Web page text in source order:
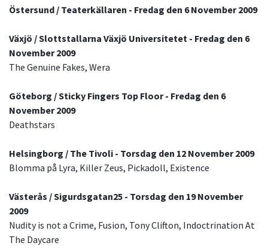
Östersund / Teaterkällaren - Fredag den 6 November 2009
Växjö / Slottstallarna Växjö Universitetet - Fredag den 6
November 2009
The Genuine Fakes, Wera
Göteborg / Sticky Fingers Top Floor - Fredag den 6
November 2009
Deathstars
Helsingborg / The Tivoli - Torsdag den 12 November 2009
Blomma på Lyra, Killer Zeus, Pickadoll, Existence
Västerås / Sigurdsgatan25 - Torsdag den 19 November
2009
Nudity is not a Crime, Fusion, Tony Clifton, Indoctrination At
The Daycare